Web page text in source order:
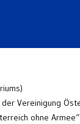
Vereinigung
ohne